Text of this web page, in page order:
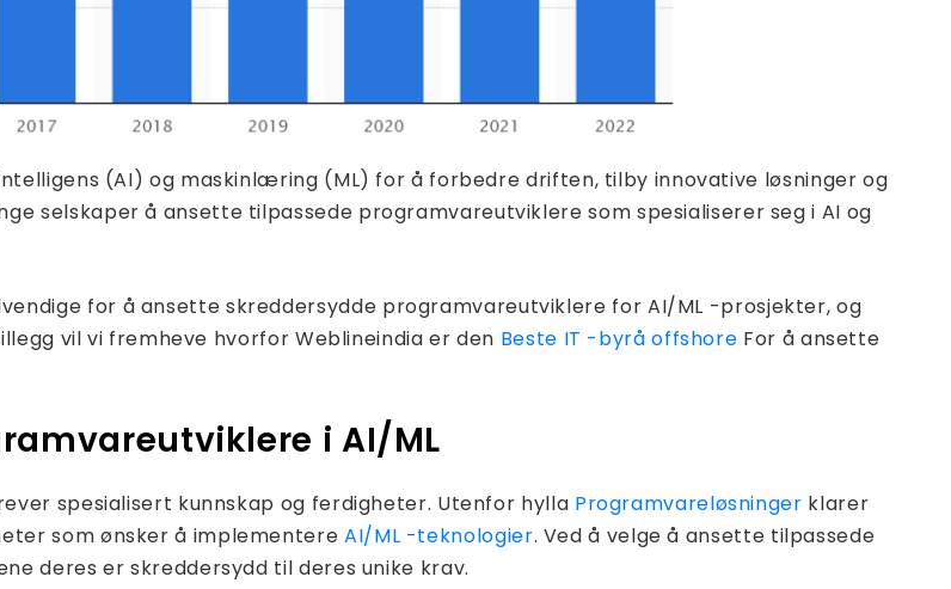
(AI) og maskinlæring (ML) for å forbedre driften, tilby innovative løsninger og
selskaper å ansette tilpassede programvareutviklere som spesialiserer seg i AI og
for å ansette skreddersydde programvareutviklere for AI/ML -prosjekter, og
vil vi fremheve hvorfor Weblineindia er den Beste IT -byrå offshore For å ansette
i AI/ML
spesialisert kunnskap og ferdigheter. Utenfor hylla Programvareløsninger klarer
som ønsker å implementere AI/ML -teknologier. Ved å velge å ansette tilpassede
deres er skreddersydd til deres unike krav.